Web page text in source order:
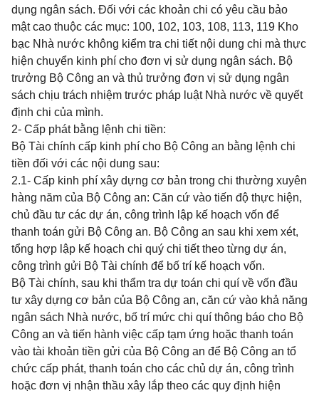
dụng ngân sách. Đối với các khoản chi có yêu cầu bảo
mật cao thuộc các mục: 100, 102, 103, 108, 113, 119 Kho
bạc Nhà nước không kiểm tra chi tiết nội dung chi mà thực
hiện chuyển kinh phí cho đơn vị sử dụng ngân sách. Bộ
trưởng Bộ Công an và thủ trưởng đơn vị sử dụng ngân
sách chịu trách nhiệm trước pháp luật Nhà nước về quyết
định chi của mình.
2- Cấp phát bằng lệnh chi tiền:
Bộ Tài chính cấp kinh phí cho Bộ Công an bằng lệnh chi
tiền đối với các nội dung sau:
2.1- Cấp kinh phí xây dựng cơ bản trong chi thường xuyên
hàng năm của Bộ Công an: Căn cứ vào tiến độ thực hiện,
chủ đầu tư các dự án, công trình lập kế hoạch vốn để
thanh toán gửi Bộ Công an. Bộ Công an sau khi xem xét,
tổng hợp lập kế hoạch chi quý chi tiết theo từng dự án,
công trình gửi Bộ Tài chính để bố trí kế hoạch vốn.
Bộ Tài chính, sau khi thẩm tra dự toán chi quí về vốn đầu
tư xây dựng cơ bản của Bộ Công an, căn cứ vào khả năng
ngân sách Nhà nước, bố trí mức chi quí thông báo cho Bộ
Công an và tiến hành việc cấp tạm ứng hoặc thanh toán
vào tài khoản tiền gửi của Bộ Công an để Bộ Công an tổ
chức cấp phát, thanh toán cho các chủ dự án, công trình
hoặc đơn vị nhận thầu xây lắp theo các quy định hiện